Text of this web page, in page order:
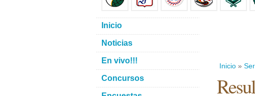
Inicio »
Inicio
Noticias
En vivo!!!
Concursos